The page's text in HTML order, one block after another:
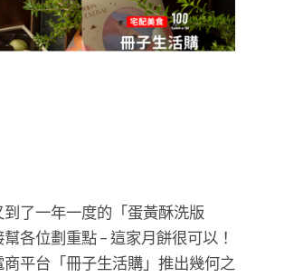
到了一年一度的「蛋黃酥洗版
各位劃重點 – 這家月餅很可以！
平台「冊子生活購」推出幾何之